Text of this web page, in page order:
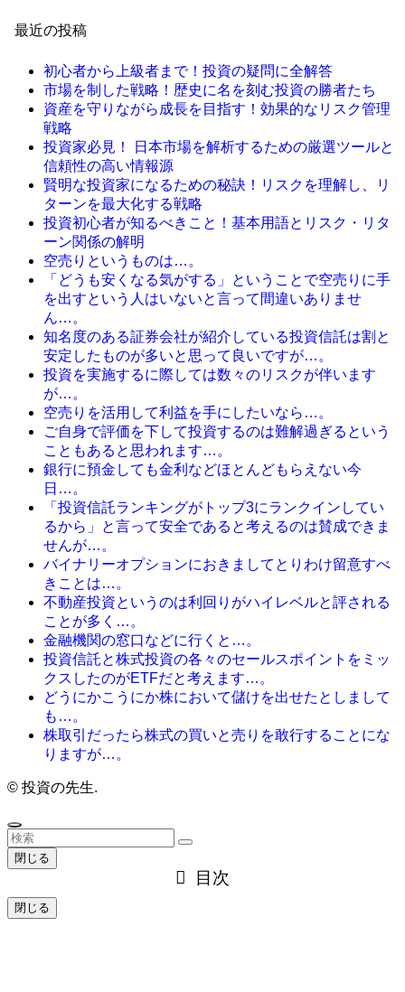
最近の投稿
初心者から上級者まで！投資の疑問に全解答
市場を制した戦略！歴史に名を刻む投資の勝者たち
資産を守りながら成長を目指す！効果的なリスク管理
戦略
投資家必見！ 日本市場を解析するための厳選ツールと
信頼性の高い情報源
賢明な投資家になるための秘訣！リスクを理解し、リ
ターンを最大化する戦略
投資初心者が知るべきこと！基本用語とリスク・リタ
ーン関係の解明
空売りというものは…。
「どうも安くなる気がする」ということで空売りに手
を出すという人はいないと言って間違いありませ
ん…。
知名度のある証券会社が紹介している投資信託は割と
安定したものが多いと思って良いですが…。
投資を実施するに際しては数々のリスクが伴います
が…。
空売りを活用して利益を手にしたいなら…。
ご自身で評価を下して投資するのは難解過ぎるという
こともあると思われます…。
銀行に預金しても金利などほとんどもらえない今
日…。
「投資信託ランキングがトップ3にランクインしてい
るから」と言って安全であると考えるのは賛成できま
せんが…。
バイナリーオプションにおきましてとりわけ留意すべ
きことは…。
不動産投資というのは利回りがハイレベルと評される
ことが多く…。
金融機関の窓口などに行くと…。
投資信託と株式投資の各々のセールスポイントをミッ
クスしたのがETFだと考えます…。
どうにかこうにか株において儲けを出せたとしまして
も…。
株取引だったら株式の買いと売りを敢行することにな
りますが…。
© 投資の先生.
閉じる
目次
閉じる